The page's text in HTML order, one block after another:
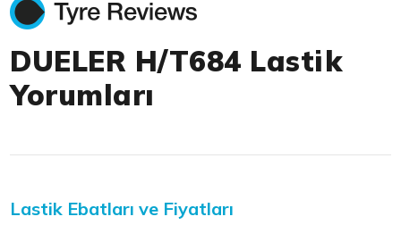
DUELER H/T684 Lastik
Yorumları
Lastik Ebatları ve Fiyatları